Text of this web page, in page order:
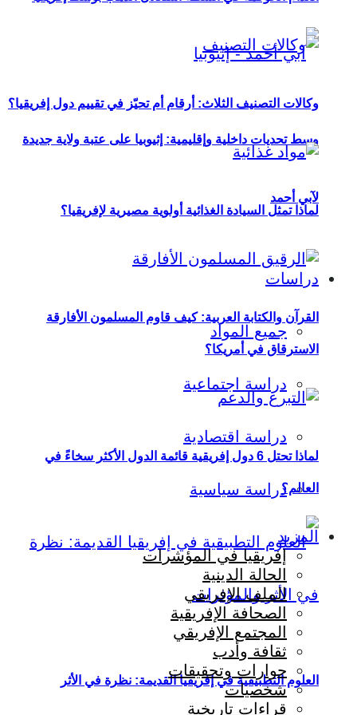
وسط تحديات داخلية وإقليمية: إثيوبيا على عتبة ولاية جديدة
لآبي أحمد
دراسات
جميع المواد
دراسة اجتماعية
دراسة اقتصادية
دراسة سياسية
العلوم التطبيقية في إفريقيا القديمة: نظرة في الأثر
وكالات التصنيف الثلاث: أرقام أم تحيّز في تقييم دول إفريقيا؟
لماذا تمثل السيادة الغذائية أولوية مصيرية لإفريقيا؟
القرآن والكتابة العربية: كيف قاوم المسلمون الأفارقة
الاسترقاق في أمريكا؟
لماذا تحتل 6 دول إفريقية قائمة الدول الأكثر سخاءً في
العالم؟
المزيد
إفريقيا في المؤشرات
الحالة الدينية
الملف الإفريقي
الصحافة الإفريقية
المجتمع الإفريقي
ثقافة وأدب
حوارات وتحقيقات
شخصيات
قراءات تاريخية